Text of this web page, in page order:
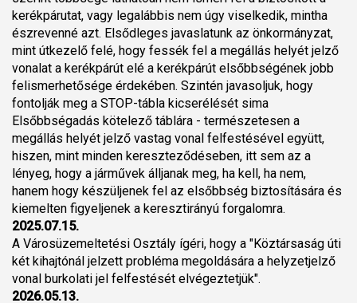
kerékpárutat, vagy legalábbis nem úgy viselkedik, mintha
észrevenné azt. Elsődleges javaslatunk az önkormányzat,
mint útkezelő felé, hogy fessék fel a megállás helyét jelző
vonalat a kerékpárút elé a kerékpárút elsőbbségének jobb
felismerhetősége érdekében. Szintén javasoljuk, hogy
fontolják meg a STOP-tábla kicserélését sima
Elsőbbségadás kötelező táblára - természetesen a
megállás helyét jelző vastag vonal felfestésével együtt,
hiszen, mint minden kereszteződéseben, itt sem az a
lényeg, hogy a járművek álljanak meg, ha kell, ha nem,
hanem hogy készüljenek fel az elsőbbség biztosítására és
kiemelten figyeljenek a keresztirányú forgalomra.
2025.07.15.
A Városüzemeltetési Osztály ígéri, hogy a "Köztársaság úti
két kihajtónál jelzett probléma megoldására a helyzetjelző
vonal burkolati jel felfestését elvégeztetjük".
2026.05.13.